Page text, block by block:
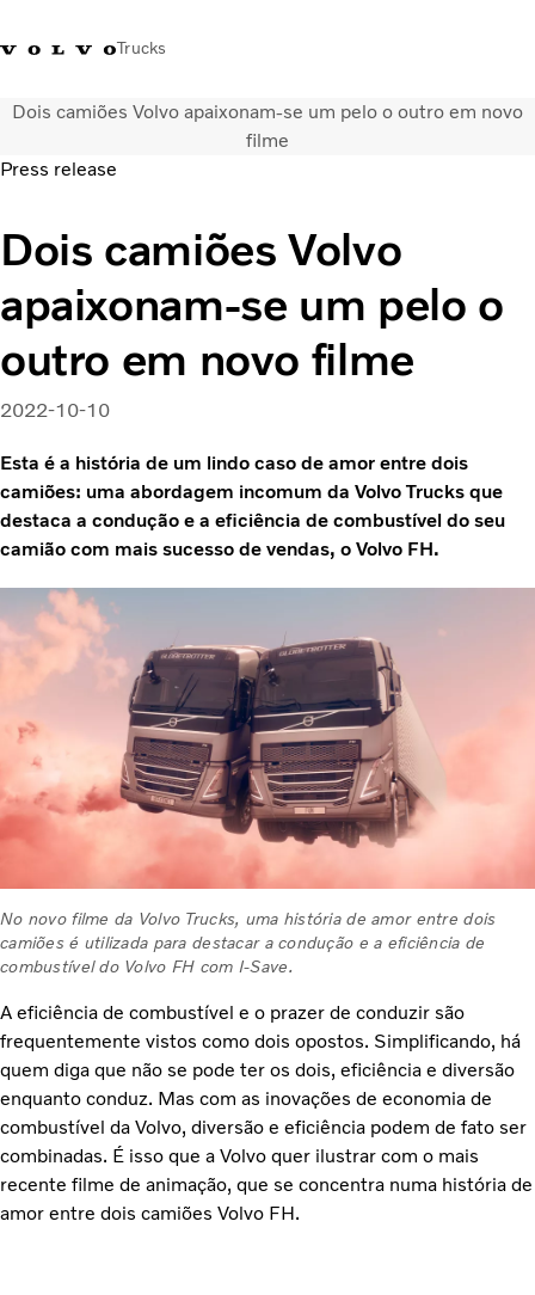
Trucks
+351 226 150
Volvo Trucks
Merchandising
Nors Trucks and Buses Portugal
Camiões
Serviços
Localizador de concessionários
Notícias
Sobre Nós
Campanhas
Dois camiões Volvo apaixonam-se um pelo o outro em novo
filme
Press release
Dois camiões Volvo
apaixonam-se um pelo o
outro em novo filme
2022-10-10
Esta é a história de um lindo caso de amor entre dois
camiões: uma abordagem incomum da Volvo Trucks que
destaca a condução e a eficiência de combustível do seu
camião com mais sucesso de vendas, o Volvo FH.
No novo filme da Volvo Trucks, uma história de amor entre dois
camiões é utilizada para destacar a condução e a eficiência de
combustível do Volvo FH com I-Save.
A eficiência de combustível e o prazer de conduzir são
frequentemente vistos como dois opostos. Simplificando, há
quem diga que não se pode ter os dois, eficiência e diversão
enquanto conduz. Mas com as inovações de economia de
combustível da Volvo, diversão e eficiência podem de fato ser
combinadas. É isso que a Volvo quer ilustrar com o mais
recente filme de animação, que se concentra numa história de
amor entre dois camiões Volvo FH.